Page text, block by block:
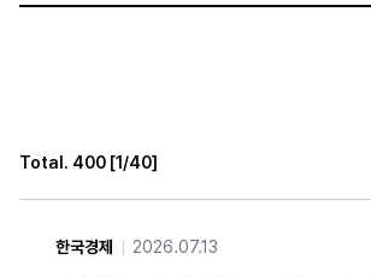
Total. 400 [1 /40]
한국경제 2026.07.13